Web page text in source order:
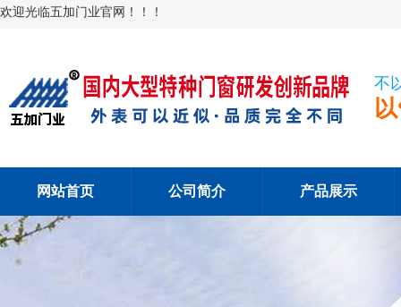
欢迎光临五加门业官网！！！
不
网站首页 公司简介 产品展示